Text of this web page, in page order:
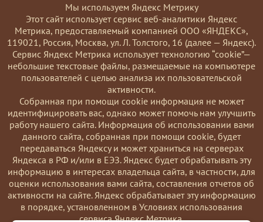
Мы используем Яндекс Метрику
Этот сайт использует сервис веб-аналитики Яндекс
Метрика, предоставляемый компанией ООО «ЯНДЕКС»,
119021, Россия, Москва, ул. Л. Толстого, 16 (далее — Яндекс).
Сервис Яндекс Метрика использует технологию “cookie”—
небольшие текстовые файлы, размещаемые на компьютере
пользователей с целью анализа их пользовательской
активности.
Coбранная при помощи cookie информация не может
идентифицировать вас, однако может помочь нам улучшить
работу нашего сайта. Информация об использовании вами
данного сайта, собранная при помощи cookie, будет
передаваться Яндексу и может храниться на серверах
Яндекса в РФ и/или в ЕЭЗ. Яндекс будет обрабатывать эту
информацию в интересах владельца сайта, в частности, для
оценки использования вами сайта, составления отчетов об
активности на сайте. Яндекс обрабатывает эту информацию
в порядке, установленном в Условиях использования
сервиса Яндекс Метрика.